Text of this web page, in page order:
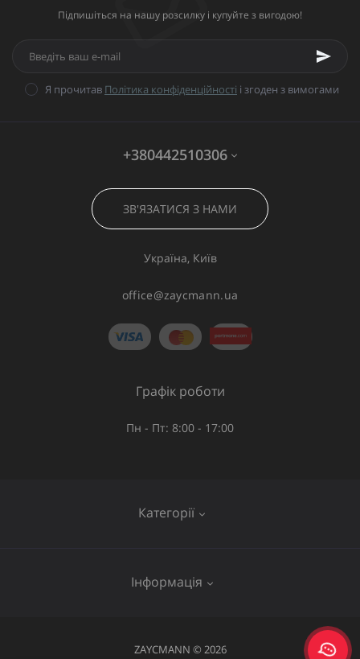
Підпишіться на нашу розсилку і купуйте з вигодою!
Я прочитав Політика конфіденційності і згоден з вимогами
+380442510306
ЗВ'ЯЗАТИСЯ З НАМИ
Україна, Київ
office@zaycmann.ua
Категорії
Інформація
Послуги
Графік роботи
Пн - Пт: 8:00 - 17:00
ZAYCMANN © 2026